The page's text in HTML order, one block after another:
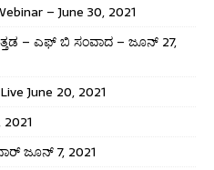
– June 30, 2021
– ಎಫ್ ಬಿ ಸಂವಾದ – ಜೂನ್ 27,
June 20, 2021
ಜೂನ್ 7, 2021